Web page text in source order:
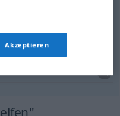
Akzeptieren